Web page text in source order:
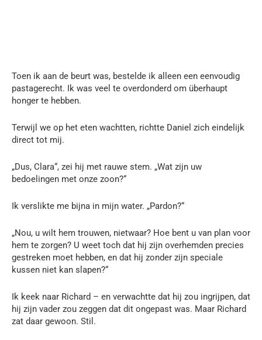
Toen ik aan de beurt was, bestelde ik alleen een eenvoudig
pastagerecht. Ik was veel te overdonderd om überhaupt
honger te hebben.
Terwijl we op het eten wachtten, richtte Daniel zich eindelijk
direct tot mij.
„Dus, Clara“, zei hij met rauwe stem. „Wat zijn uw
bedoelingen met onze zoon?“
Ik verslikte me bijna in mijn water. „Pardon?“
„Nou, u wilt hem trouwen, nietwaar? Hoe bent u van plan voor
hem te zorgen? U weet toch dat hij zijn overhemden precies
gestreken moet hebben, en dat hij zonder zijn speciale
kussen niet kan slapen?“
Ik keek naar Richard – en verwachtte dat hij zou ingrijpen, dat
hij zijn vader zou zeggen dat dit ongepast was. Maar Richard
zat daar gewoon. Stil.